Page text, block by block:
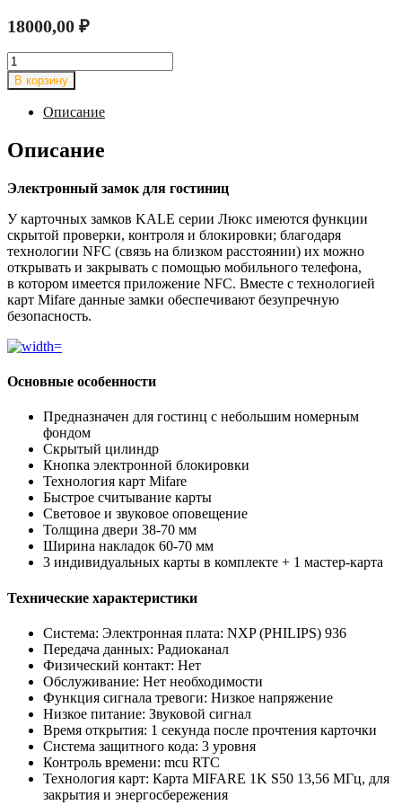
18000,00 ₽
Количество
товара
Замок
электронный
Kilit
KD
800
В корзину
Описание
Описание
Электронный замок для гостиниц
У карточных замков KALE серии Люкс имеются функции
скрытой проверки, контроля и блокировки; благодаря
технологии NFC (связь на близком расстоянии) их можно
открывать и закрывать с помощью мобильного телефона,
в котором имеется приложение NFC. Вместе с технологией
карт Mifare данные замки обеспечивают безупречную
безопасность.
Основные особенности
Предназначен для гостинц с небольшим номерным
фондом
Скрытый цилиндр
Кнопка электронной блокировки
Технология карт Mifare
Быстрое считывание карты
Световое и звуковое оповещение
Толщина двери 38-70 мм
Ширина накладок 60-70 мм
3 индивидуальных карты в комплекте + 1 мастер-карта
Технические характеристики
Система: Электронная плата: NXP (PHILIPS) 936
Передача данных: Радиоканал
Физический контакт: Нет
Обслуживание: Нет необходимости
Функция сигнала тревоги: Низкое напряжение
Низкое питание: Звуковой сигнал
Время открытия: 1 секунда после прочтения карточки
Система защитного кода: 3 уровня
Контроль времени: mcu RTC
Технология карт: Карта MIFARE 1K S50 13,56 МГц, для
закрытия и энергосбережения